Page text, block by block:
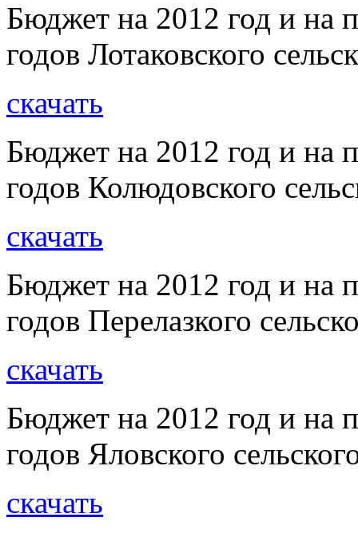
Бюджет на 2012 год и на
годов Лотаковского
скачать
Бюджет на 2012 год и на
годов Колюдовского
скачать
Бюджет на 2012 год и на
годов Перелазкого
скачать
Бюджет на 2012 год и на
годов Яловского
скачать